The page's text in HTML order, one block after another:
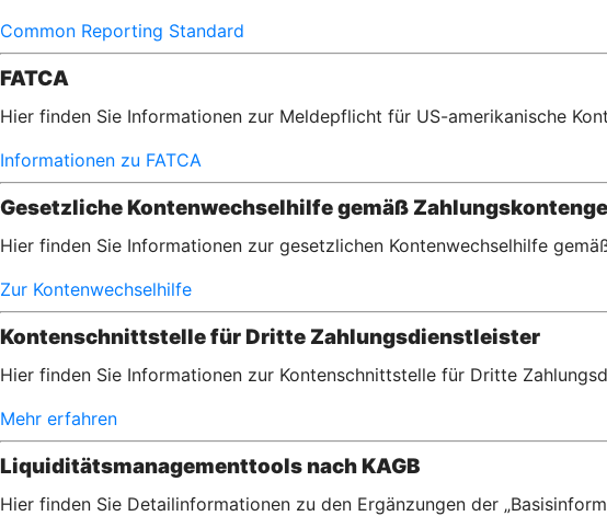
Common Reporting Standard
FATCA
Hier finden Sie Informationen zur Meldepflicht für US-amerikanische
Informationen zu FATCA
Gesetzliche Kontenwechselhilfe gemäß
Hier finden Sie Informationen zur gesetzlichen Kontenwechselhilfe
Zur Kontenwechselhilfe
Kontenschnittstelle für Dritte Zahlungsdienstleister
Hier finden Sie Informationen zur Kontenschnittstelle für Dritte
Mehr erfahren
Liquiditätsmanagementtools nach KAGB
Hier finden Sie Detailinformationen zu den Ergänzungen der